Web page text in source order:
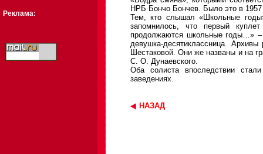
Реклама:
НРБ Бончо Бончев. Было это в
Тем, кто слышал «Школьные
запомнилось, что первый
продолжаются школьные годы…»
девушка-десятиклассница.
Шестаковой. Они же названы и на
С. О. Дунаевского.
Оба солиста впоследствии
заведениях.
НАЗАД